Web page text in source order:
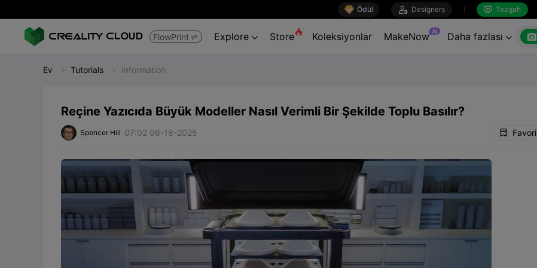
 Ödül  Designers  Tezgah
FlowPrint  Explore  Store Koleksiyonlar MakeNow AI Daha fazlası  
Ev Tutorials Information
Reçine Yazıcıda Büyük Modeller Nasıl Verimli Bir Şekilde Toplu Basılır?
Spencer Hill 07:02 06-18-2025 Favori